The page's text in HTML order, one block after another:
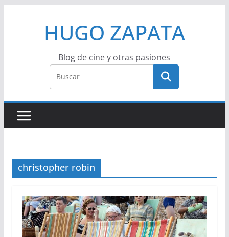
HUGO ZAPATA
Blog de cine y otras pasiones
christopher robin